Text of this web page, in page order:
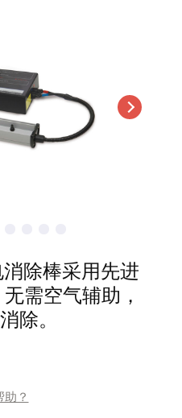
消除棒采用先进
需空气辅助，
除。
助？